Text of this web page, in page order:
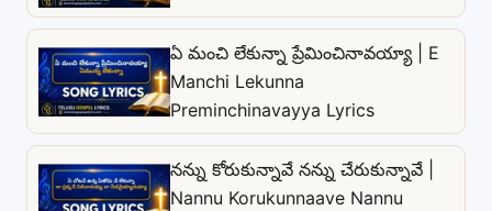
ఏ మంచి లేకున్నా ప్రేమించినావయ్యా | E
Manchi Lekunna
Preminchinavayya Lyrics
నన్ను కోరుకున్నావే నన్ను చేరుకున్నావే |
Nannu Korukunnaave Nannu